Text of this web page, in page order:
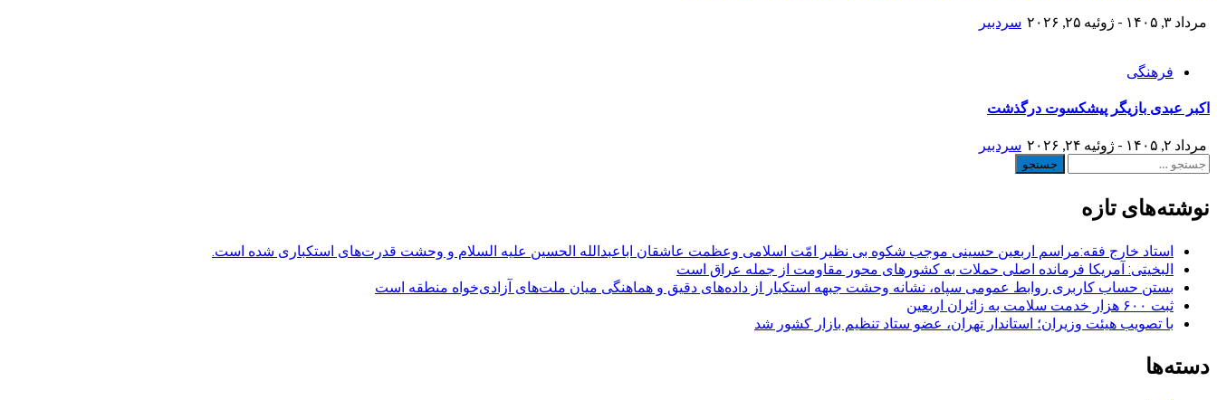
مرداد ۳, ۱۴۰۵ - ژوئیه ۲۵, ۲۰۲۶ سردبیر
فرهنگی
اکبر عبدی بازیگر پیشکسوت درگذشت
مرداد ۲, ۱۴۰۵ - ژوئیه ۲۴, ۲۰۲۶
سردبیر
جستجو
نوشته‌های تازه
استاد خارج فقه:مراسم اربعین حسینی موجب شکوه بی نظیر امّت اسلامی وعظمت عاشقان اباعبدالله الحسین علیه السلام و وحشت قدرت‌های استکباری شده است.
البخیتی: آمریکا فرمانده اصلی حملات به کشورهای محور مقاومت از جمله عراق است
بستن حساب کاربری روابط عمومی سپاه، نشانه‌ وحشت جبهه استکبار از داده‌های دقیق و هماهنگی میان ملت‌های آزادی‌خواه منطقه است
ثبت ۶۰۰ هزار خدمت سلامت به زائران اربعین
با تصویب هیئت وزیران؛ استاندار تهران، عضو ستاد تنظیم بازار کشور شد
دسته‌ها